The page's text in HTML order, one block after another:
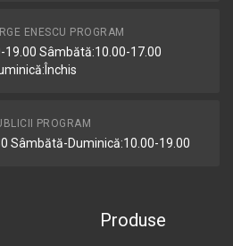
ENESCU PROGRAM
19.00 Sâmbătă:10.00-17.00
PROGRAM
Sâmbătă-Duminică:10.00-19.00
Produse